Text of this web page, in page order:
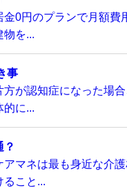
0円のプランで月額費
物を...
事
が認知症になった場
的に...
？
マネは最も身近な介
ること...